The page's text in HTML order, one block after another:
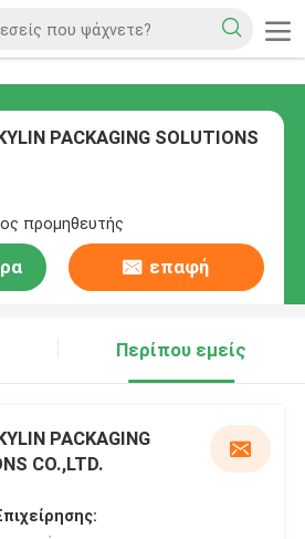
PACKAGING SOLUTIONS
προμηθευτής
επαφή
Περίπου εμείς
PACKAGING
CO.,LTD.